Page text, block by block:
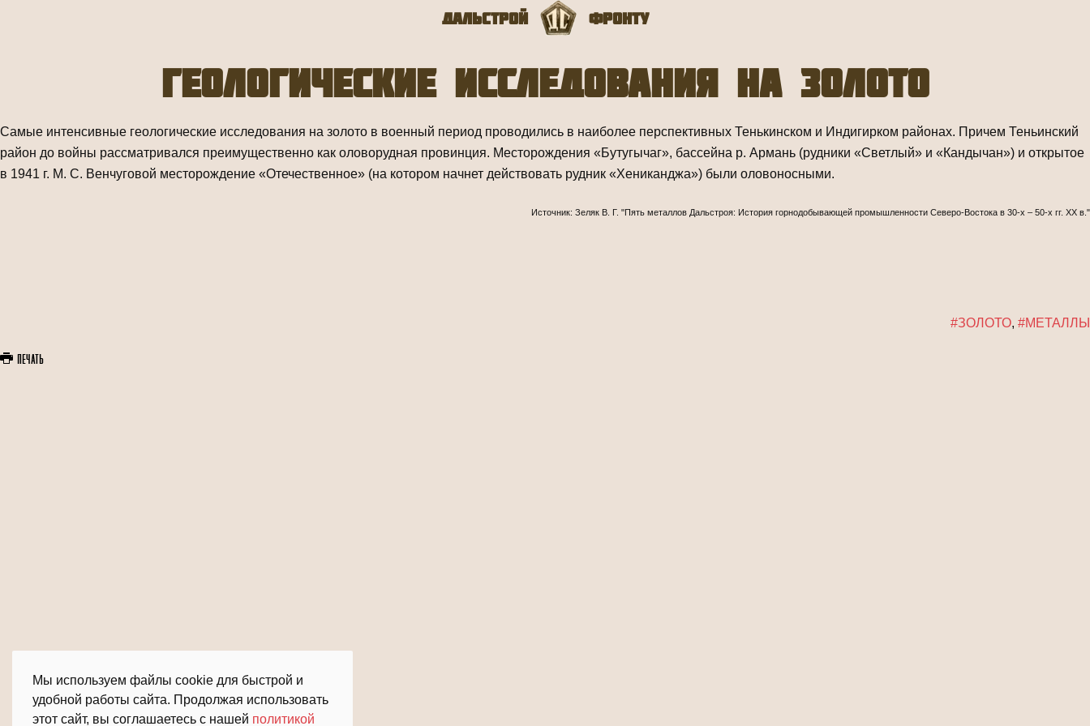
Мы используем файлы cookie для быстрой и
удобной работы сайта. Продолжая использовать
этот сайт, вы соглашаетесь с нашей политикой
Дальстрой Фронту
Геологические исследования на золото
Самые интенсивные геологические исследования на золото в военный период проводились в наиболее перспективных Тенькинском и Индигирком районах. Причем Теньинский
район до войны рассматривался преимущественно как оловорудная провинция. Месторождения «Бутугычаг», бассейна р. Армань (рудники «Светлый» и «Кандычан») и открытое
в 1941 г. М. С. Венчуговой месторождение «Отечественное» (на котором начнет действовать рудник «Хениканджа») были оловоносными.
Источник: Зеляк В. Г. "Пять металлов Дальстроя: История горнодобывающей промышленности Северо-Востока в 30-х – 50-х гг. ХХ в."
#ЗОЛОТО, #МЕТАЛЛЫ
Печать